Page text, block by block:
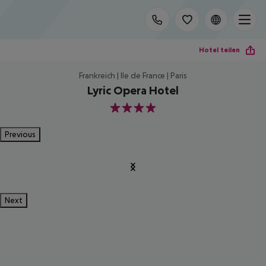
Hotel teilen
Frankreich | Ile de France | Paris
Lyric Opera Hotel
4
Previous
Next